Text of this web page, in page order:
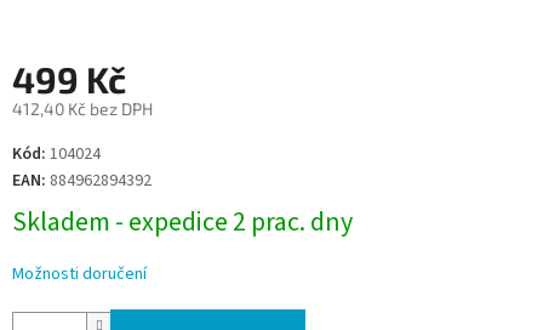
499 Kč
412,40 Kč bez DPH
Měrná
cena:
Kód: 104024
EAN: 884962894392
Skladem - expedice 2 prac. dny
Možnosti doručení